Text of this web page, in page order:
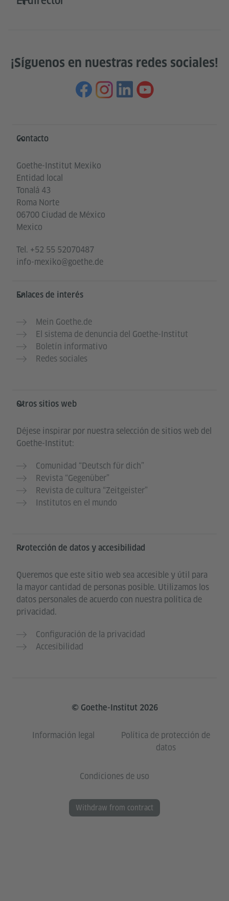
¡Síguenos en nuestras redes sociales!
Service- und Informationsbereich
Contacto
Goethe-Institut Mexiko
Entidad local
Tonalá 43
Roma Norte
06700 Ciudad de México
Mexico
Tel. +52 55 52070487
info-mexiko@goethe.de
Enlaces de interés
Mein Goethe.de
El sistema de denuncia del Goethe-Institut
Boletín informativo
Redes sociales
Otros sitios web
Déjese inspirar por nuestra selección de sitios web del
Goethe-Institut:
Comunidad “Deutsch für dich”
Revista “Gegenüber”
Revista de cultura “Zeitgeister”
Institutos en el mundo
Protección de datos y accesibilidad
Queremos que este sitio web sea accesible y útil para
la mayor cantidad de personas posible. Utilizamos los
datos personales de acuerdo con nuestra política de
privacidad.
Configuración de la privacidad
Accesibilidad
© Goethe-Institut 2026
Información legal
Política de protección de
datos
Condiciones de uso
Withdraw from contract